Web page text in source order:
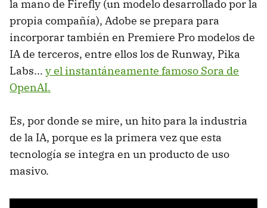
la mano de Firefly (un modelo desarrollado por la
propia compañía), Adobe se prepara para
incorporar también en Premiere Pro modelos de
IA de terceros, entre ellos los de Runway, Pika
Labs... y el instantáneamente famoso Sora de
OpenAI.
Es, por donde se mire, un hito para la industria
de la IA, porque es la primera vez que esta
tecnología se integra en un producto de uso
masivo.